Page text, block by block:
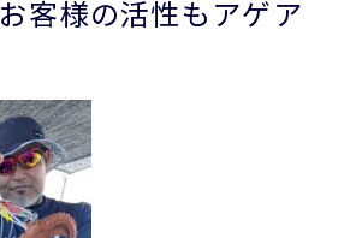
お客様の活性もアゲア